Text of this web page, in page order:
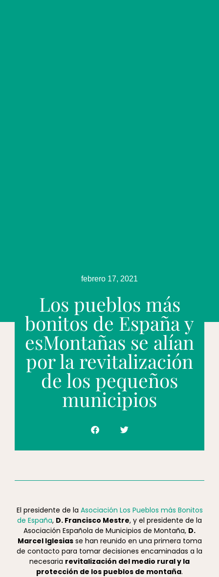
febrero 17, 2021
Los pueblos más
bonitos de España y
esMontañas se alían
por la revitalización
de los pequeños
municipios
El presidente de la Asociación Los Pueblos más Bonitos
de España, D. Francisco Mestre, y el presidente de la
Asociación Española de Municipios de Montaña, D.
Marcel Iglesiasse han reunido en una primera toma
de contacto para tomar decisiones encaminadas a la
necesaria revitalización del medio rural y la
protección de los pueblos de montaña.